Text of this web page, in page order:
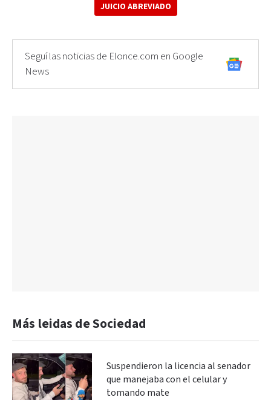
JUICIO ABREVIADO
Seguí las noticias de Elonce.com en Google
News
Más leidas de Sociedad
Suspendieron la licencia al senador
que manejaba con el celular y
tomando mate